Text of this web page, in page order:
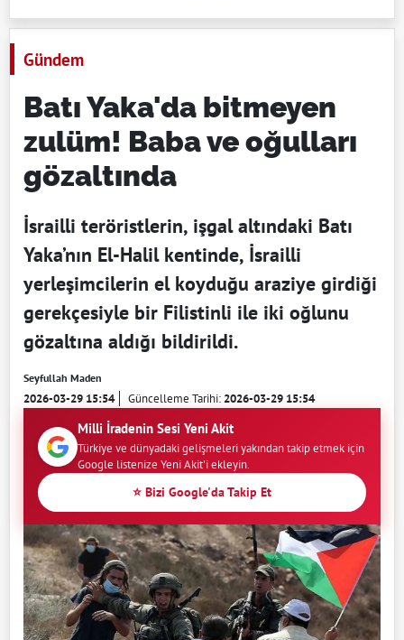
Gündem
Batı Yaka'da bitmeyen
zulüm! Baba ve oğulları
gözaltında
İsrailli teröristlerin, işgal altındaki Batı
Yaka’nın El-Halil kentinde, İsrailli
yerleşimcilerin el koyduğu araziye girdiği
gerekçesiyle bir Filistinli ile iki oğlunu
gözaltına aldığı bildirildi.
Seyfullah Maden
2026-03-29 15:54 Güncelleme Tarihi:2026-03-29 15:54
Milli İradenin Sesi Yeni Akit
Türkiye ve dünyadaki gelişmeleri yakından takip etmek için
Google listenize Yeni Akit'i ekleyin.
⭐ Bizi Google'da Takip Et